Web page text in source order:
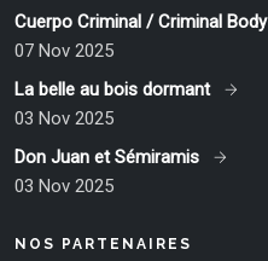
Cuerpo Criminal / Criminal Body
07 Nov 2025
La belle au bois dormant
03 Nov 2025
Don Juan et Sémiramis
03 Nov 2025
NOS PARTENAIRES